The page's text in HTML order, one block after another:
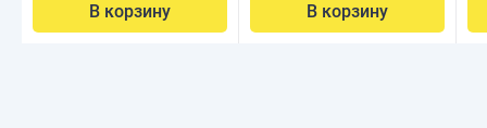
В корзину
В корзину